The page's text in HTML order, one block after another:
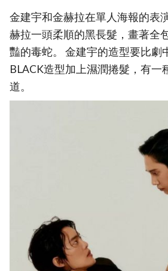
金建宇和金赫拉在單人海報的表
赫拉一頭柔順的黑長髮，畫著全
豔的毒蛇。 金建宇的造型要比劇
BLACK造型加上濕潤捲髮，有一
道。